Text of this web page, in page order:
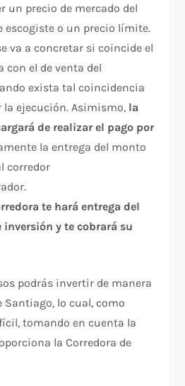
un precio de mercado del
o un precio límite.
va a concretar si coincide el
con el de venta del
exista tal coincidencia
la ejecución. Asimismo, la
de realizar el pago por
la entrega del monto
corredor
te hará entrega del
y te cobrará su
podrás invertir de manera
Santiago, lo cual, como
tomando en cuenta la
la Corredora de